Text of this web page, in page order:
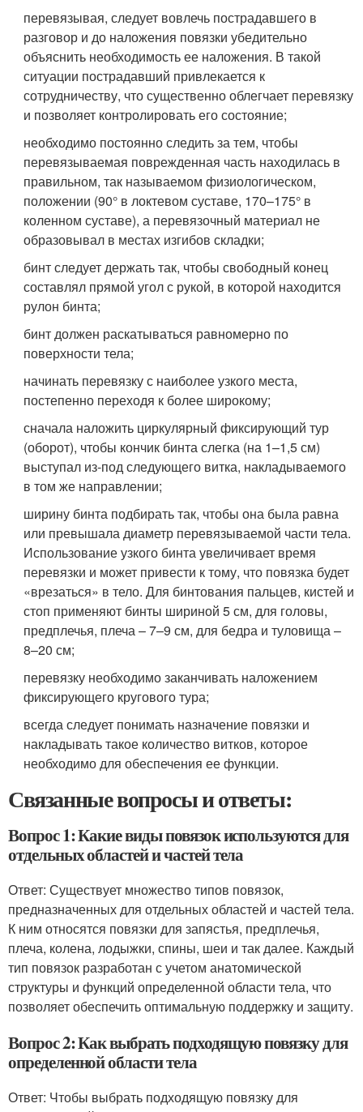
перевязывая, следует вовлечь пострадавшего в
разговор и до наложения повязки убедительно
объяснить необходимость ее наложения. В такой
ситуации пострадавший привлекается к
сотрудничеству, что существенно облегчает перевязку
и позволяет контролировать его состояние;
необходимо постоянно следить за тем, чтобы
перевязываемая поврежденная часть находилась в
правильном, так называемом физиологическом,
положении (90° в локтевом суставе, 170–175° в
коленном суставе), а перевязочный материал не
образовывал в местах изгибов складки;
бинт следует держать так, чтобы свободный конец
составлял прямой угол с рукой, в которой находится
рулон бинта;
бинт должен раскатываться равномерно по
поверхности тела;
начинать перевязку с наиболее узкого места,
постепенно переходя к более широкому;
сначала наложить циркулярный фиксирующий тур
(оборот), чтобы кончик бинта слегка (на 1–1,5 см)
выступал из-под следующего витка, накладываемого
в том же направлении;
ширину бинта подбирать так, чтобы она была равна
или превышала диаметр перевязываемой части тела.
Использование узкого бинта увеличивает время
перевязки и может привести к тому, что повязка будет
«врезаться» в тело. Для бинтования пальцев, кистей и
стоп применяют бинты шириной 5 см, для головы,
предплечья, плеча – 7–9 см, для бедра и туловища –
8–20 см;
перевязку необходимо заканчивать наложением
фиксирующего кругового тура;
всегда следует понимать назначение повязки и
накладывать такое количество витков, которое
необходимо для обеспечения ее функции.
Связанные вопросы и ответы:
Вопрос 1: Какие виды повязок используются для
отдельных областей и частей тела
Ответ: Существует множество типов повязок,
предназначенных для отдельных областей и частей тела.
К ним относятся повязки для запястья, предплечья,
плеча, колена, лодыжки, спины, шеи и так далее. Каждый
тип повязок разработан с учетом анатомической
структуры и функций определенной области тела, что
позволяет обеспечить оптимальную поддержку и защиту.
Вопрос 2: Как выбрать подходящую повязку для
определенной области тела
Ответ: Чтобы выбрать подходящую повязку для